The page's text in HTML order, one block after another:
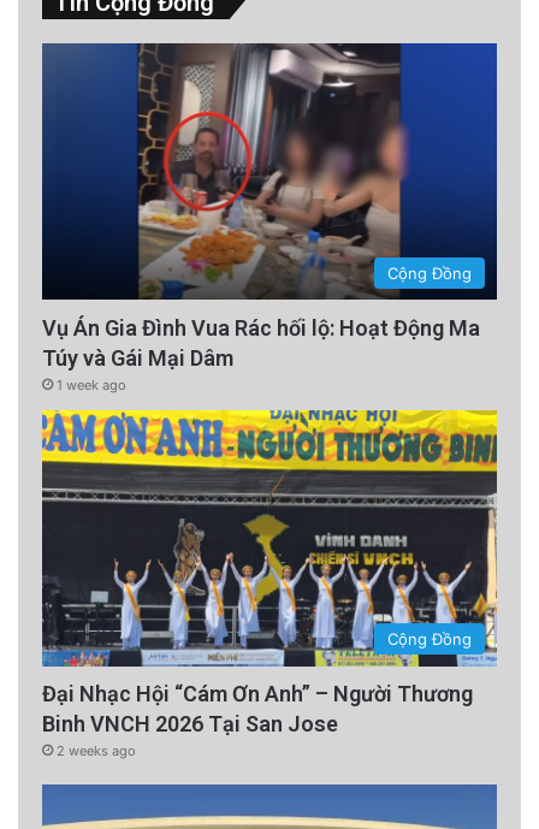
Lang thang chán rồi ta vẫn quay về chốn cũ.
Con người lại lần mò tìm lông chó để làm
nguyên liệu chế tạo vải len vì thấy lông chó bị
đổ đi như rác phế thải, rất uổng. Các salon
chăm sóc đổ đi cả chục tấn lông chó mỗi năm
sau khi tắm rửa, cạo sạch sẽ các thú cưng
được chủ nhân mang đến để được chăm sóc.
Phí phạm quá!
Tiếc của trời nên những tay tồn cổ, ưa chuộng
Cộng Đồng
Vụ Án Gia Đình Vua Rác hối lộ: Hoạt Động Ma
Túy và Gái Mại Dâm
1 week ago
Cộng Đồng
Đại Nhạc Hội “Cám Ơn Anh” – Người Thương
Binh VNCH 2026 Tại San Jose
2 weeks ago